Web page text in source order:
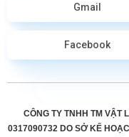
Gmail
Facebook
CÔNG TY TNHH TM VẬT
0317090732 DO SỞ KẾ